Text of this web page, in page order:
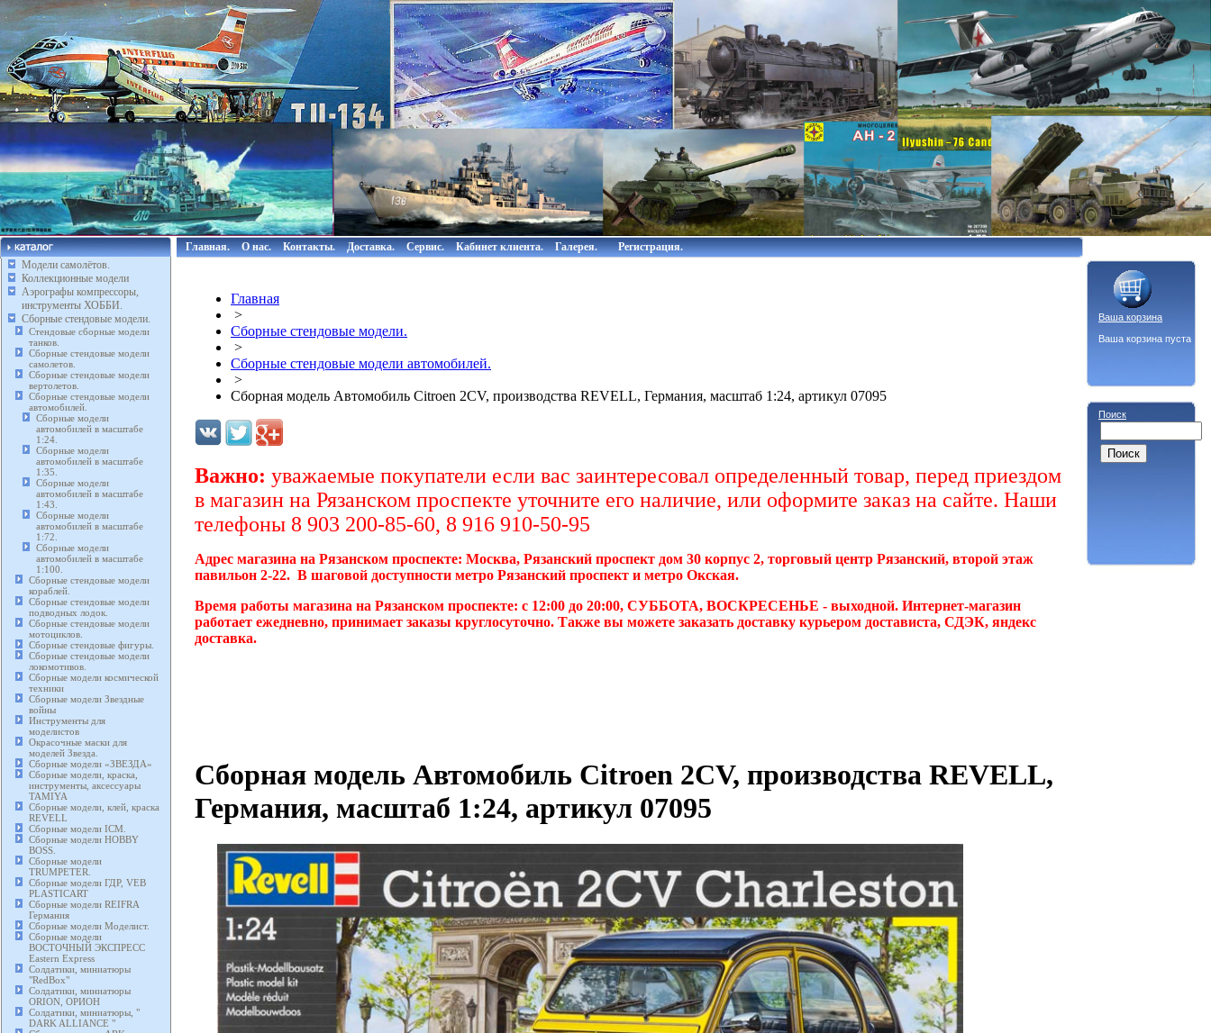
Модели самолётов.
Коллекционные модели
Аэрографы компрессоры,
инструменты ХОББИ.
Сборные стендовые модели.
Стендовые сборные модели
танков.
Сборные стендовые модели
самолетов.
Сборные стендовые модели
вертолетов.
Сборные стендовые модели
автомобилей.
Сборные модели
автомобилей в масштабе
1:24.
Сборные модели
автомобилей в масштабе
1:35.
Сборные модели
автомобилей в масштабе
1:43.
Сборные модели
автомобилей в масштабе
1:72.
Сборные модели
автомобилей в масштабе
1:100.
Сборные стендовые модели
кораблей.
Сборные стендовые модели
подводных лодок.
Сборные стендовые модели
мотоциклов.
Сборные стендовые фигуры.
Сборные стендовые модели
локомотивов.
Сборные модели космической
техники
Сборные модели Звездные
войны
Инструменты для
моделистов
Окрасочные маски для
моделей Звезда.
Сборные модели «ЗВЕЗДА»
Сборные модели, краска,
инструменты, аксессуары
TAMIYA
Сборные модели, клей, краска
REVELL
Сборные модели ICM.
Сборные модели HOBBY
BOSS.
Сборные модели
TRUMPETER.
Сборные модели ГДР, VEB
PLASTICART
Сборные модели REIFRA
Германия
Сборные модели Моделист.
Сборные модели
ВОСТОЧНЫЙ ЭКСПРЕСС
Eastern Express
Солдатики, миниатюры
"RedBox"
Солдатики, миниатюры
ORION, ОРИОН
Солдатики, миниатюры, "
DARK ALLIANCE "
Главная. О нас. Контакты. Доставка. Сервис. Кабинет клиента. Галерея. Регистрация.
Главная
>
Сборные стендовые модели.
>
Сборные стендовые модели автомобилей.
>
Сборная модель Автомобиль Citroen 2CV, производства REVELL, Германия, масштаб 1:24, артикул 07095
Важно: уважаемые покупатели если вас заинтересовал определенный товар, перед приездом
в магазин на Рязанском проспекте уточните его наличие, или оформите заказ на сайте. Наши
телефоны 8 903 200-85-60, 8 916 910-50-95
Адрес магазина на Рязанском проспекте: Москва, Рязанский проспект дом 30 корпус 2, торговый центр Рязанский, второй этаж
павильон 2-22. В шаговой доступности метро Рязанский проспект и метро Окская.
Время работы магазина на Рязанском проспекте: с 12:00 до 20:00, СУББОТА, ВОСКРЕСЕНЬЕ - выходной. Интернет-магазин
работает ежедневно, принимает заказы круглосуточно. Также вы можете заказать доставку курьером достависта, СДЭК, яндекс
доставка.
Сборная модель Автомобиль Citroen 2CV, производства REVELL,
Германия, масштаб 1:24, артикул 07095
Ваша корзина
Ваша корзина пуста
Поиск